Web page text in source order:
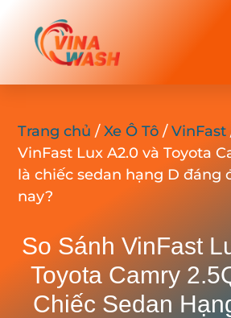
Trang chủ /Xe Ô Tô /VinFast
VinFast Lux A2.0 và Toyota
là chiếc sedan hạng D đáng
nay?
So Sánh VinFast
Toyota Camry
Chiếc Sedan